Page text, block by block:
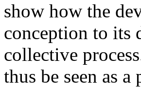
show how the
conception to its
collective
thus be seen as